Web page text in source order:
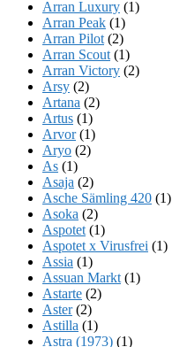
Arran Luxury (1)
Arran Peak (1)
Arran Pilot (2)
Arran Scout (1)
Arran Victory (2)
Arsy (2)
Artana (2)
Artus (1)
Arvor(1)
Aryo (2)
As (1)
Asaja (2)
Asche Sämling 420 (1)
Asoka (2)
Aspotet (1)
Aspotet x Virusfrei (1)
Assia (1)
Assuan Markt (1)
Astarte (2)
Aster(2)
Astilla (1)
Astra (1973) (1)